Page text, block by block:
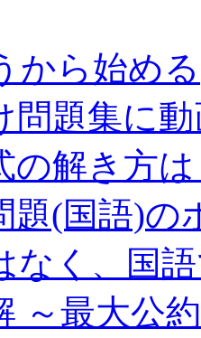
から始める
問題集に
の解き方
題(国語)の
なく、国
～最大公